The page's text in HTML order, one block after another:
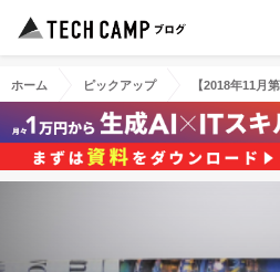
ホーム ピックアップ 【2018年11月